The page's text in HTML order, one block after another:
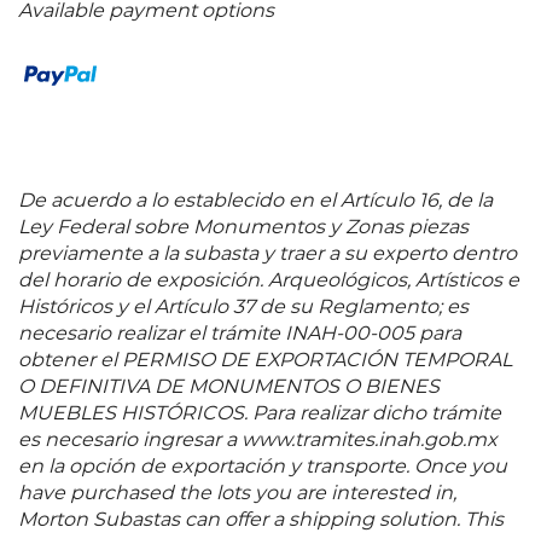
Durante una década radicó en el extranjero,
donde conoció la obra de Antonio Saura y Jean-
Michel Basquiat, dos de sus grandes influencias; no
ARANDA MÁRQUEZ, Carlos et al.Oaxaca tierra de
arte . Venecia. Mondadori Electa, 2003, Pág. 60. 50 x
40 cm
Available payment options
De acuerdo a lo establecido en el Artículo 16, de la
Ley Federal sobre Monumentos y Zonas piezas
previamente a la subasta y traer a su experto dentro
del horario de exposición. Arqueológicos, Artísticos e
Históricos y el Artículo 37 de su Reglamento; es
necesario realizar el trámite INAH-00-005 para
obtener el PERMISO DE EXPORTACIÓN TEMPORAL
O DEFINITIVA DE MONUMENTOS O BIENES
MUEBLES HISTÓRICOS. Para realizar dicho trámite
es necesario ingresar a www.tramites.inah.gob.mx
en la opción de exportación y transporte. Once you
have purchased the lots you are interested in,
Morton Subastas can offer a shipping solution. This